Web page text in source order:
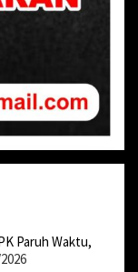
Paruh Waktu,